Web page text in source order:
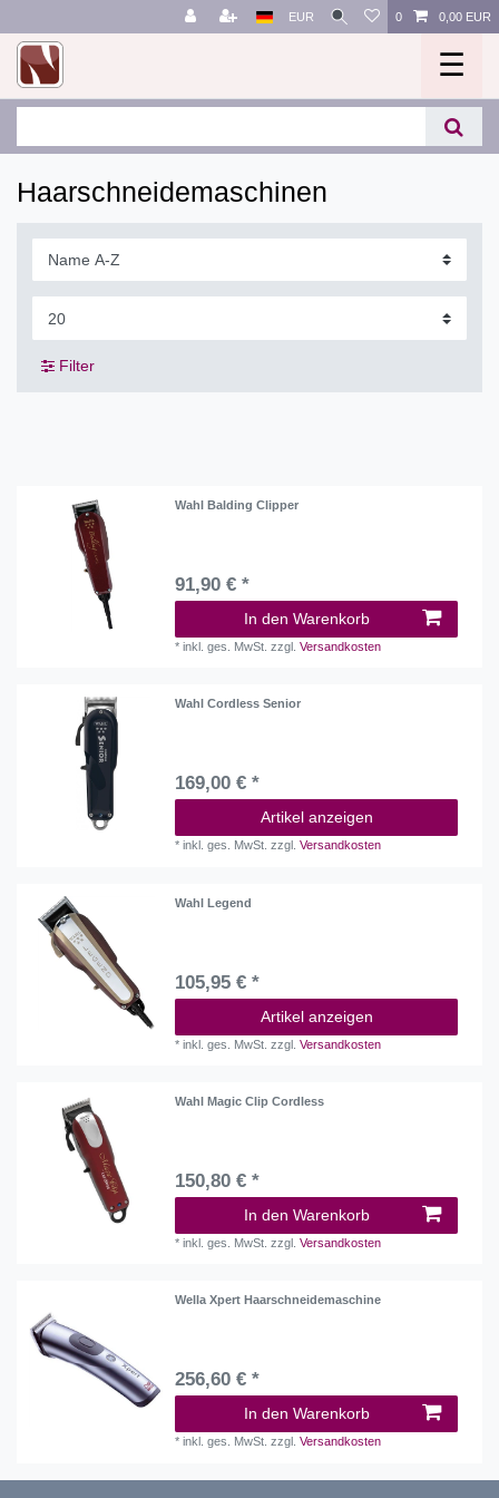
EUR 0 0,00 EUR
☰
Haarschneidemaschinen
Filter
Wahl Balding Clipper
91,90 € *
In den Warenkorb
*inkl. ges. MwSt. zzgl.Versandkosten
Wahl Cordless Senior
169,00 € *
Artikel anzeigen
*inkl. ges. MwSt. zzgl.Versandkosten
Wahl Legend
105,95 € *
Artikel anzeigen
*inkl. ges. MwSt. zzgl.Versandkosten
Wahl Magic Clip Cordless
150,80 € *
In den Warenkorb
*inkl. ges. MwSt. zzgl.Versandkosten
Wella Xpert Haarschneidemaschine
256,60 € *
In den Warenkorb
*inkl. ges. MwSt. zzgl.Versandkosten